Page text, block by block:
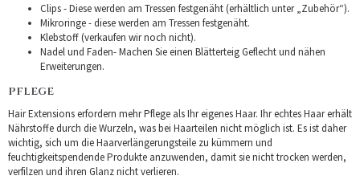
Clips - Diese werden am Tressen festgenäht (erhältlich unter „Zubehör“).
Mikroringe - diese werden am Tressen festgenäht.
Klebstoff (verkaufen wir noch nicht).
Nadel und Faden- Machen Sie einen Blätterteig Geflecht und nähen
Erweiterungen.
PFLEGE
Hair Extensions erfordern mehr Pflege als Ihr eigenes Haar. Ihr echtes Haar erhält
Nährstoffe durch die Wurzeln, was bei Haarteilen nicht möglich ist. Es ist daher
wichtig, sich um die Haarverlängerungsteile zu kümmern und
feuchtigkeitspendende Produkte anzuwenden, damit sie nicht trocken werden,
verfilzen und ihren Glanz nicht verlieren.